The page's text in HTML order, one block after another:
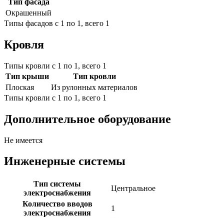
Окрашенный
Типы фасадов с 1 по 1, всего 1
Кровля
Типы кровли с 1 по 1, всего 1
Тип крыши
Тип кровли
Плоская
Из рулонных материалов
Типы кровли с 1 по 1, всего 1
Дополнительное оборудование
Не имеется
Инженерные системы
Тип системы
электроснабжения
Центральное
Количество вводов
электроснабжения
1